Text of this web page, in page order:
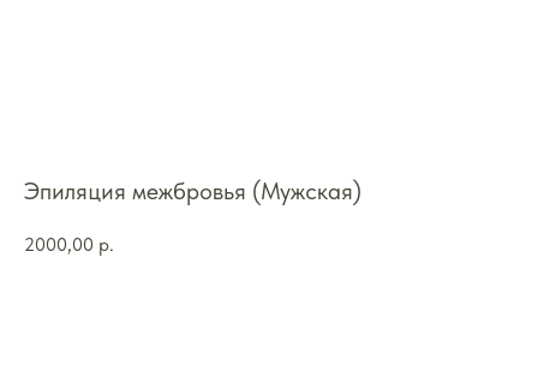
Эпиляция межбровья (Мужская)
2000,00 р.